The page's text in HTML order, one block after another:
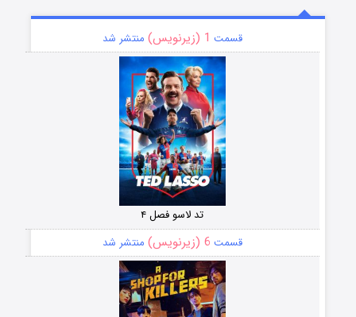
قسمت 1 (زیرنویس) منتشر شد
تد لاسو فصل ۴
قسمت 6 (زیرنویس) منتشر شد